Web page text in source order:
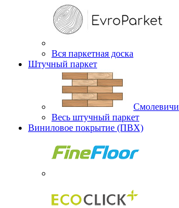
Вся паркетная доска
Штучный паркет
Смолевичи
Весь штучный паркет
Виниловое покрытие (ПВХ)